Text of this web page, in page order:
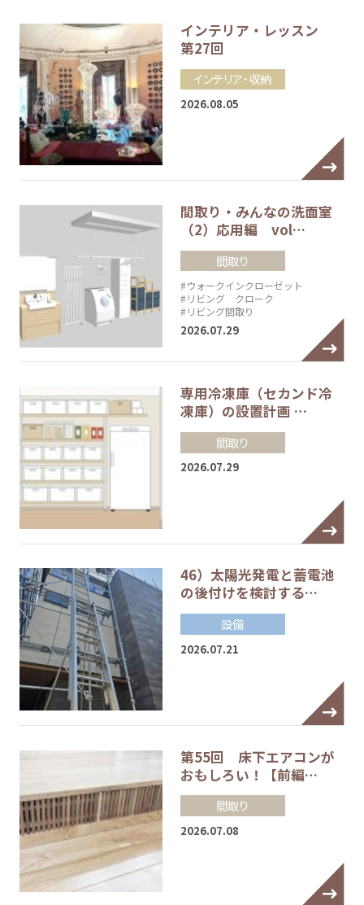
インテリア・レッスン
第27回
インテリア・収納
2026.08.05
間取り・みんなの洗面室
（2）応用編 vol…
間取り
#ウォークインクローゼット
#リビング クローク
#リビング間取り
2026.07.29
専用冷凍庫（セカンド冷
凍庫）の設置計画 …
間取り
2026.07.29
46）太陽光発電と蓄電池
の後付けを検討する…
設備
2026.07.21
第55回 床下エアコンが
おもしろい！【前編…
間取り
2026.07.08